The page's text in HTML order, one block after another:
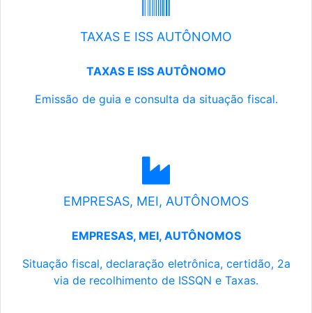
TAXAS E ISS AUTÔNOMO
TAXAS E ISS AUTÔNOMO
Emissão de guia e consulta da situação fiscal.
EMPRESAS, MEI, AUTÔNOMOS
EMPRESAS, MEI, AUTÔNOMOS
Situação fiscal, declaração eletrônica, certidão, 2a
via de recolhimento de ISSQN e Taxas.